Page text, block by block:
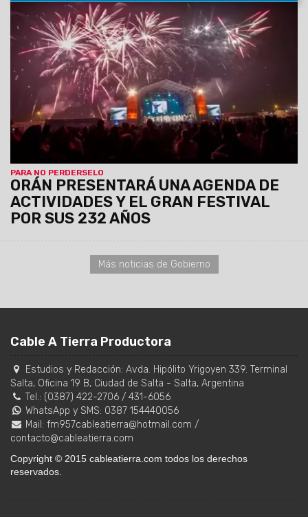
PARA NO PERDERSELO
ORÁN PRESENTARÁ UNA AGENDA DE
ACTIVIDADES Y EL GRAN FESTIVAL
POR SUS 232 AÑOS
06/08/2026 La conferencia de prensa se llevará a cabo
este jueves 6 de agosto, a las 11:30, en el Centro Cultural
América de Salta.
Más noticias de Gobierno
Cable A Tierra Productora
Estudios y Redacción: Avda. Hipólito Yrigoyen 339. Terminal
Salta, Oficina 19 B, Ciudad de Salta - Salta, Argentina
Tel.: (0387) 422-2706 / 431-6056
WhatsApp y SMS: 0387 154440056
Mail: fm957cableatierra@hotmail.com /
contacto@cableatierra.com
Copyright © 2015 cableatierra.com todos los derechos
reservados.